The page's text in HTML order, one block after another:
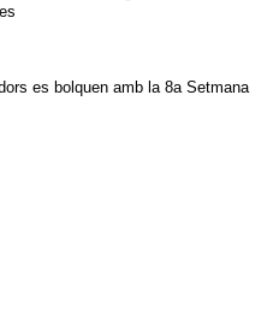
es bolquen amb la 8a Setmana